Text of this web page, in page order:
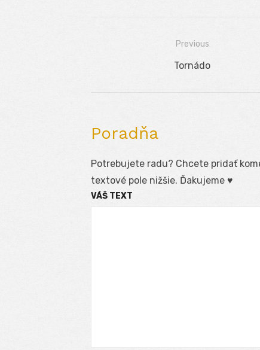
Previous
Previous
Tornádo
Poradňa
Potrebujete radu? Chcete pridať
textové pole nižšie. Ďakujeme ♥
VÁŠ TEXT